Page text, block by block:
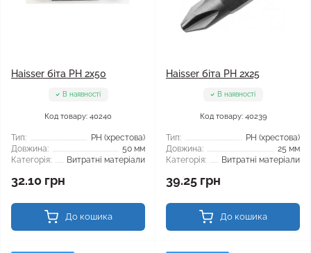
Haisser біта PH 2x50
В наявності
Код товару: 40240
Тип:
РН (хрестова)
Довжина:
50 мм
Категорія:
Витратні матеріали
32.10 грн
До кошика
Haisser біта PH 2x25
В наявності
Код товару: 40239
Тип:
РН (хрестова)
Довжина:
25 мм
Категорія:
Витратні матеріали
39.25 грн
До кошика